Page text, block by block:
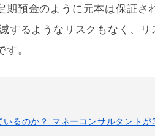
期預金のように元本は保証さ
するようなリスクもなく、
。
るのか？ マネーコンサルタントが